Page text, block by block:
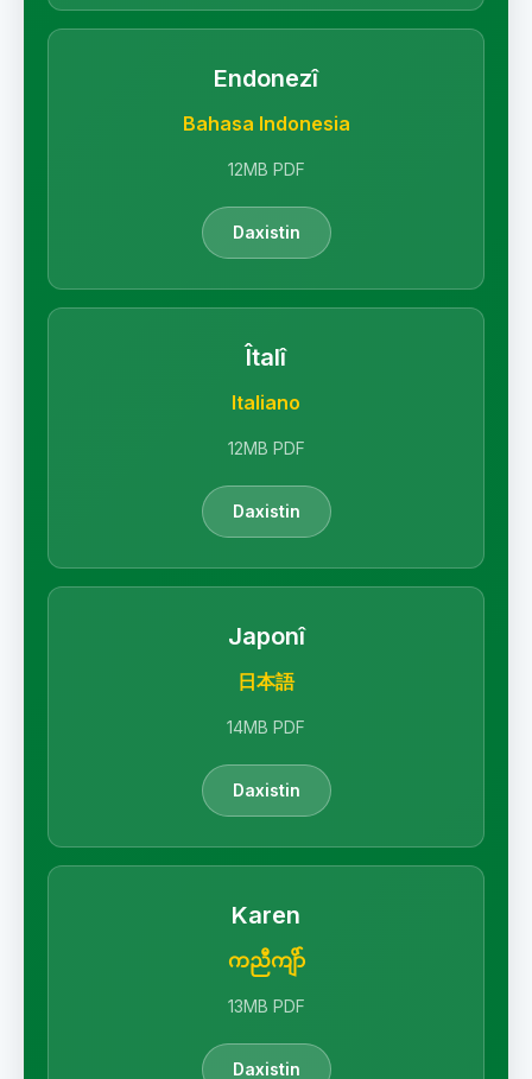
Endonezî
Bahasa Indonesia
12MB PDF
Daxistin
Îtalî
Italiano
12MB PDF
Daxistin
Japonî
日本語
14MB PDF
Daxistin
Karen
ကညီကျိာ်
13MB PDF
Daxistin